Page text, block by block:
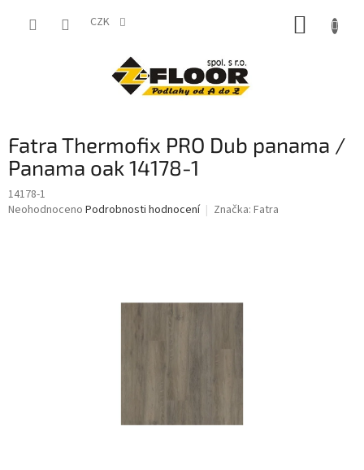
CZK
Fatra Thermofix PRO Dub panama /
Panama oak 14178-1
14178-1
Průměrné
Neohodnoceno Podrobnosti hodnocení Značka: Fatra